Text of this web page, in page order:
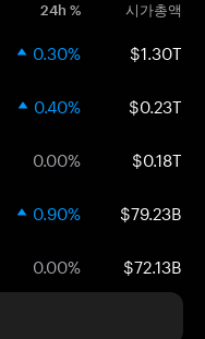
24h % 시가총액
0.30% $1.30T
0.40% $0.23T
0.00% $0.18T
0.90% $79.23B
0.00% $72.13B